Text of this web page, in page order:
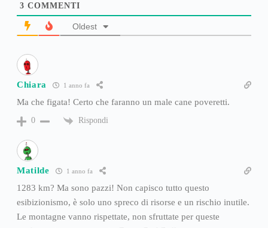
3 COMMENTI
Oldest
Chiara 1 anno fa
Ma che figata! Certo che faranno un male cane poveretti.
0 Rispondi
Matilde 1 anno fa
1283 km? Ma sono pazzi! Non capisco tutto questo
esibizionismo, è solo uno spreco di risorse e un rischio inutile.
Le montagne vanno rispettate, non sfruttate per queste